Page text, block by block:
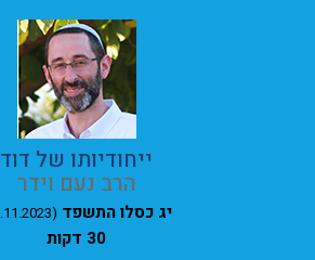
ייחודיותו של דוד
הרב נעם וידר
יג כסלו התשפד (26.11.2023)
30 דקות